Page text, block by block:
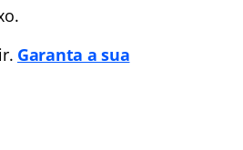
Garanta a sua